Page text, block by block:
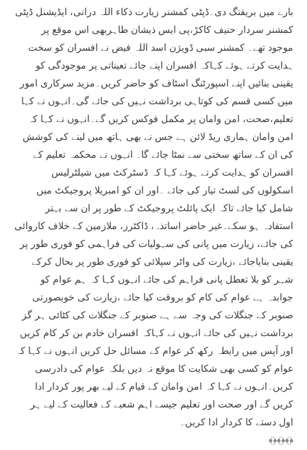
بارے میں بریفنگ دی۔ڈپٹی کمشنر زیارت ذکاء اللہ درانی، ایڈیشنل ڈپٹی
کمشنر سردار حنیف کاکڑ،پی ایس ذیشان طاہربھی اس موقع پر
موجود تھے۔ کمشنر سبی ڈویژن اسد اللہ فیض نے افسران کو سخت
ہدایت کرتے ہوئے کہاکہ افسران اپنے جائے تعیناتی پر موجودگی کو
یقینی بنائیں اپنے اسپورٹنگ اسٹاف کو حاضر کریں۔مزید سرکاری امور
میں کسی قسم کی کوتاہی برداشت نہیں کی جائے گی۔انہوں نے کہا
تعلیم،صحت، امن وامان پر مکمل فوکس کریں گے۔انہوں نے کہا کہ
امن وامان ہماری ریڈ لائن ہے جس نے بھی ہاتھ میں لینے کی کوشش
کی ان کے ساتھ سختی سے نمٹا جائے گا۔ انہوں نے محکمہ تعلیم کے
افسران کو ہدایت کرتے ہوئے کہا کہ ڈسٹرکٹ میں شیلٹرلیس
اسکولوں کی لسٹ تیار کی جائے ۔اور ان کو امبریلا پروجیکٹ میں
شامل کیا جائے تاکہ ایک پائلٹ پروجیکٹ کے طور پر ان سے بہتر
استفادہ ہو سکے۔غیر حاضر اساتذہ، ڈاکٹرز، ملازمین کے خلاف کاروائی
کی جائے، زیارت میں پانی کی سہولیات کی فراہمی کو فوری طور پر
یقینی بنایاجائے ،زیارت کی واٹر سپلائی کو فوری طور پر بحال کرکے
شہر کو بلا تعطل پانی فراہم کی جائے انہوں کہا کہ ہم عوام کو
جوابدہ ہے عوام کی کام کو بروقت کیا جائے ،زیارت کی خوبصورتی
صنوبر کے جنگلات کی وجہ سے ہے صنوبر کے جنگلات کی کٹائی ہر گز
برداشت نہیں کی جائے انہوں نے کہاکہ افسران خادم بن کر کام کریں
اور آپس میں رابطہ رکھ کر عوام کے مسائل حل کریں انہوں نے کہا کہ
عوام کو کسی بھی شکایت کا موقع نہ دیں بلکہ عوام کی دادرسی
کریں۔انہوں نے کہا کہ امن وامان کے قیام کے لیے بھر پور کردار ادا
کریں گے اور صحت اور تعلیم جیسے اہم شعبے کے فعالیت کے لیے ہر
اول دستے کا کردار ادا کریں۔
﴾﴿﴾﴿﴾﴿